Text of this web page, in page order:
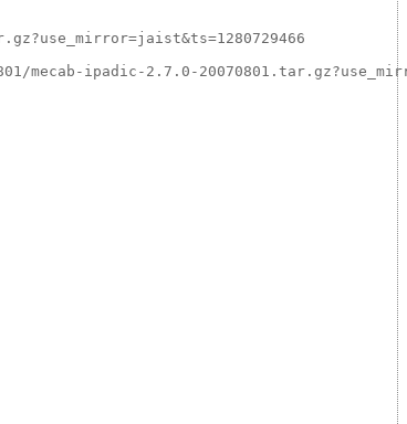
mecab-ipadic-2.7.0-